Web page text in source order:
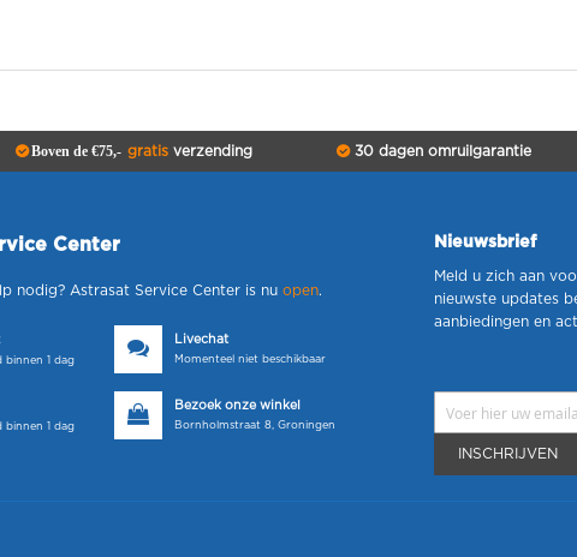
Boven de €75,- gratisverzending 30 dagen omruilgarantie
Center
nodig? Astrasat Service Center is nu open.
1 dag
Livechat
Momenteel niet beschikbaar
1 dag
Bezoek onze winkel
Bornholmstraat 8, Groningen
Nieuwsbrief
Meld u zich aan
nieuwste updates
aanbiedingen en
INSCHRIJVEN